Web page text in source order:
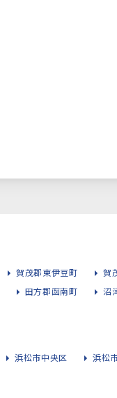
賀茂郡東伊豆町
賀
田方郡函南町
沼
浜松市中央区 浜松